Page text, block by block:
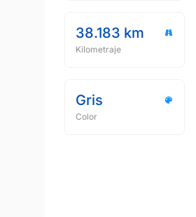
38.183 km
Kilometraje
Gris
Color